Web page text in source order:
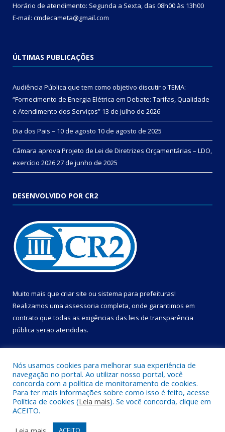
Horário de atendimento: Segunda a Sexta, das 08h00 às 13h00
E-mail: cmdecameta@gmail.com
ÚLTIMAS PUBLICAÇÕES
Audiência Pública que tem como objetivo discutir o TEMA:
“Fornecimento de Energia Elétrica em Debate: Tarifas, Qualidade
e Atendimento dos Serviços” 13 de julho de 2026
Dia dos Pais – 10 de agosto 10 de agosto de 2025
Câmara aprova Projeto de Lei de Diretrizes Orçamentárias – LDO,
exercício 202627 de junho de 2025
DESENVOLVIDO POR CR2
Muito mais que criar site ou sistema para prefeituras!
Realizamos uma assessoria completa, onde garantimos em
contrato que todas as exigências das leis de transparência
pública serão atendidas.
Todos os direitos reservados a Câmara Municipal de Cametá.
Mapa do Site Acessar Área Administrativa
Nós usamos cookies para melhorar sua experiência de
navegação no portal. Ao utilizar nosso portal, você
concorda com a política de monitoramento de cookies.
Para ter mais informações sobre como isso é feito, acesse
Política de cookies (Leia mais). Se você concorda, clique em
ACEITO.
ACEITO